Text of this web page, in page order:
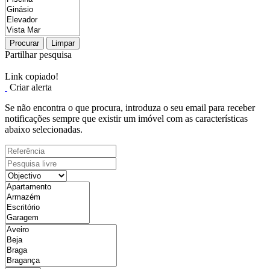
Procurar Limpar
Partilhar pesquisa
Link copiado!
Criar alerta
Se não encontra o que procura, introduza o seu email para receber
notificações sempre que existir um imóvel com as características
abaixo selecionadas.